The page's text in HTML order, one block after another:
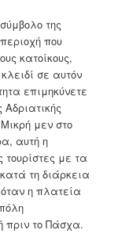
της
που
κατοίκους,
σε αυτόν
επιμηκύνετε
μεν στο
αυτή η
τουρίστες με τα
τη διάρκεια
η πλατεία
πριν το Πάσχα.